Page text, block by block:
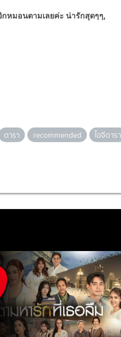
หมอนตามเลยค่ะ น่ารักสุดๆๆ,
ดารา recommended
ไอจีดารา